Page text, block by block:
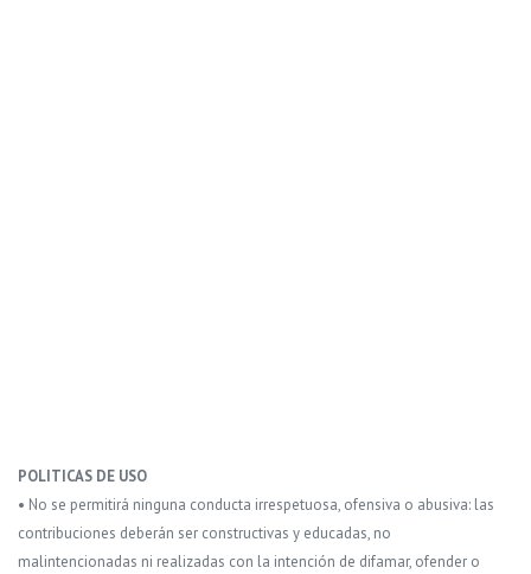
POLITICAS DE USO
• No se permitirá ninguna conducta irrespetuosa, ofensiva o abusiva: las
contribuciones deberán ser constructivas y educadas, no
malintencionadas ni realizadas con la intención de difamar, ofender o